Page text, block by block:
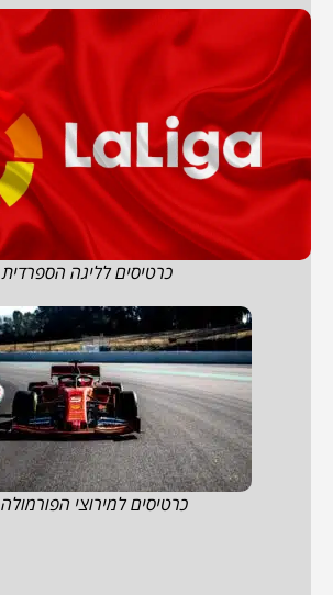
כרטיסים לליגה הספרדית
כרטיסים למירוצי הפורמולה 1